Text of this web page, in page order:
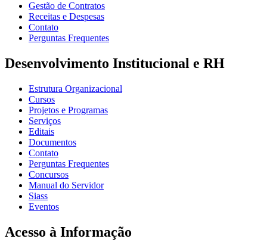
Gestão de Contratos
Receitas e Despesas
Contato
Perguntas Frequentes
Desenvolvimento Institucional e RH
Estrutura Organizacional
Cursos
Projetos e Programas
Serviços
Editais
Documentos
Contato
Perguntas Frequentes
Concursos
Manual do Servidor
Siass
Eventos
Acesso à Informação